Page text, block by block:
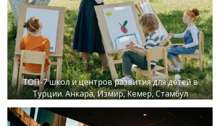
ТОП-7 школ и центров развития для детей в
Турции. Анкара, Измир, Кемер, Стамбул